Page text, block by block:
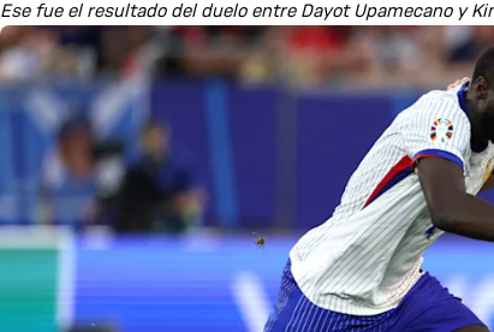
Ese fue el resultado del duelo entre Dayot Upamecano y